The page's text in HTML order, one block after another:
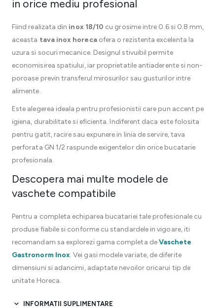
in orice mediu profesional
Fiind realizata din inox 18/10 cu grosime intre 0.6 si 0.8 mm,
aceasta tava inox horecaofera o rezistenta excelenta la
uzura si socuri mecanice. Designul stivuibil permite
economisirea spatiului, iar proprietatile antiaderente si non-
poroase previn transferul mirosurilor sau gusturilor intre
alimente.
Este alegerea ideala pentru profesionistii care pun accent pe
igiena, durabilitate si eficienta. Indiferent daca este folosita
pentru gatit, racire sau expunere in linia de servire, tava
perforata GN 1/2 raspunde exigentelor din orice bucatarie
profesionala.
Descopera mai multe modele de
vaschete compatibile
Pentru a completa echiparea bucatariei tale profesionale cu
produse fiabile si conforme cu standardele in vigoare, iti
recomandam sa explorezi gama completa deVaschete
Gastronorm Inox. Vei gasi modele variate, de diferite
dimensiuni si adancimi, adaptate nevoilor oricarui tip de
unitate Horeca.
INFORMATII SUPLIMENTARE